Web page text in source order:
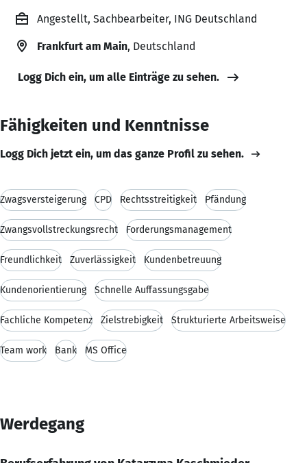
Angestellt, Sachbearbeiter, ING Deutschland
Frankfurt am Main, Deutschland
Logg Dich ein, um alle Einträge zu sehen.
Fähigkeiten und Kenntnisse
Logg Dich jetzt ein, um das ganze Profil zu sehen.
Zwagsversteigerung CPD Rechtsstreitigkeit Pfändung
Zwangsvollstreckungsrecht Forderungsmanagement
Freundlichkeit Zuverlässigkeit Kundenbetreuung
Kundenorientierung Schnelle Auffassungsgabe
Fachliche Kompetenz Zielstrebigkeit Strukturierte Arbeitsweise
Team work Bank MS Office
Werdegang